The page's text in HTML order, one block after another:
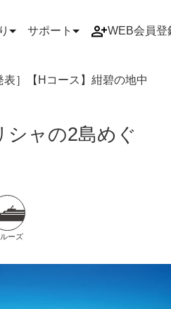
サポート WEB会員登
］【Hコース】紺碧の地中
シャの2島めぐ
ーズ